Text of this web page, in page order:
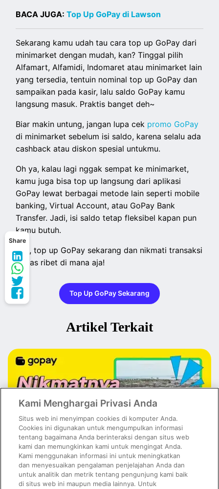
Share
BACA JUGA:Top Up GoPay di Lawson
Sekarang kamu udah tau cara top up GoPay dari
minimarket dengan mudah, kan? Tinggal pilih
Alfamart, Alfamidi, Indomaret atau minimarket lain
yang tersedia, tentuin nominal top up GoPay dan
sampaikan pada kasir, lalu saldo GoPay kamu
langsung masuk. Praktis banget deh~
Biar makin untung, jangan lupa cek promo GoPay
di minimarket sebelum isi saldo, karena selalu ada
cashback atau diskon spesial untukmu.
Oh ya, kalau lagi nggak sempat ke minimarket,
kamu juga bisa top up langsung dari aplikasi
GoPay lewat berbagai metode lain seperti mobile
banking, Virtual Account, atau GoPay Bank
Transfer. Jadi, isi saldo tetap fleksibel kapan pun
kamu butuh.
Yuk, top up GoPay sekarang dan nikmati transaksi
bebas ribet di mana aja!
Top Up GoPay Sekarang
Artikel Terkait
Kuliner PIK Paling Hits dan Viral di Media Sosial, Wajib Masuk
Wishlist!
Kami Menghargai Privasi Anda
Situs web ini menyimpan cookies di komputer Anda.
Cookies ini digunakan untuk mengumpulkan informasi
tentang bagaimana Anda berinteraksi dengan situs web
kami dan memungkinkan kami untuk mengingat Anda.
Kami menggunakan informasi ini untuk meningkatkan
dan menyesuaikan pengalaman penjelajahan Anda dan
untuk analitik dan metrik tentang pengunjung kami baik
di situs web ini maupun media lainnya. Untuk